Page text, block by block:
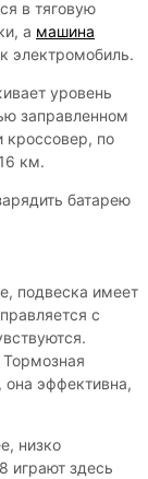
в тяговую
а машина
электромобиль.
уровень
заправленном
кроссовер, по
км.
батарею
подвеска имеет
с
Тормозная
эффективна,
низко
играют здесь